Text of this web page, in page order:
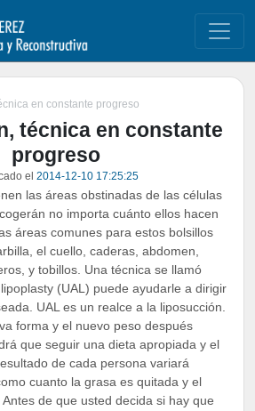
en constante progreso
técnica en constante
progreso
el 2014-12-10 17:25:25
las áreas obstinadas de las células
no importa cuánto ellos hacen
áreas comunes para estos bolsillos
el cuello, caderas, abdomen,
y tobillos. Una técnica se llamó
(UAL) puede ayudarle a dirigir
UAL es un realce a la liposucción.
forma y el nuevo peso después
que seguir una dieta apropiada y el
de cada persona variará
cuanto la grasa es quitada y el
de que usted decida si hay que